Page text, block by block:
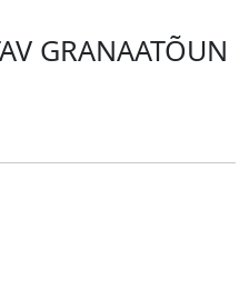
GRANAATÕUN